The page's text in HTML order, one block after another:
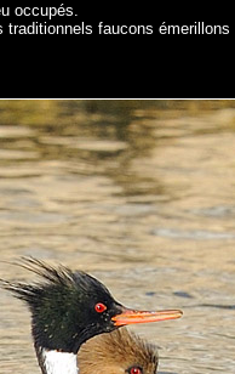
occupés.
traditionnels faucons